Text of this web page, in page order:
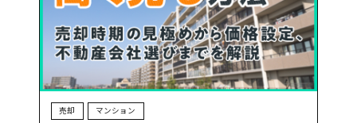
売却 マンション